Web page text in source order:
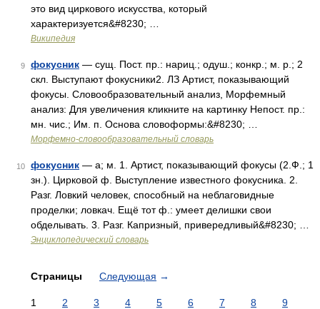
это вид циркового искусства, который
характеризуется&#8230; …
Википедия
9 фокусник — сущ. Пост. пр.: нариц.; одуш.; конкр.; м. р.; 2
скл. Выступают фокусники2. ЛЗ Артист, показывающий
фокусы. Словообразовательный анализ, Морфемный
анализ: Для увеличения кликните на картинку Непост. пр.:
мн. чис.; Им. п. Основа словоформы:&#8230; …
Морфемно-словообразовательный словарь
10 фокусник — а; м. 1. Артист, показывающий фокусы (2.Ф.; 1
зн.). Цирковой ф. Выступление известного фокусника. 2.
Разг. Ловкий человек, способный на неблаговидные
проделки; ловкач. Ещё тот ф.: умеет делишки свои
обделывать. 3. Разг. Капризный, привередливый&#8230; …
Энциклопедический словарь
Страницы Следующая →
1 2 3 4 5 6 7 8
9